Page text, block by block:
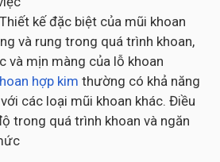
kế đặc biệt của mũi khoan
và rung trong quá trình khoan,
và mịn màng của lỗ khoan
hợp kim thường có khả năng
các loại mũi khoan khác. Điều
trong quá trình khoan và ngăn